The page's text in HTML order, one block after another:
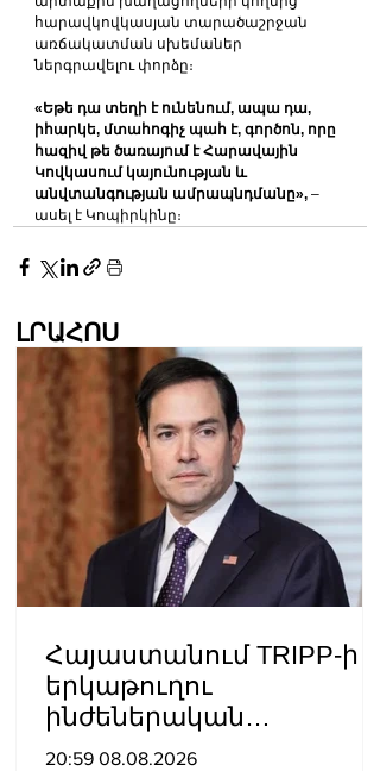
հարավկովկասյան տարածաշրջան
առճակատման սխեմաներ
ներգրավելու փորձը։
«Եթե դա տեղի է ունենում, ապա դա,
իհարկե, մտահոգիչ պահ է, գործոն, որը
հազիվ թե ծառայում է Հարավային
Կովկասում կայունության և
անվտանգության ամրապնդմանը», –
ասել է Կոպիրկինը։
ԼՐԱՀՈՍ
Հայաստանում TRIPP-ի
երկաթուղու
ինժեներական
ուսումնասիրություններ
20:59 08.08.2026